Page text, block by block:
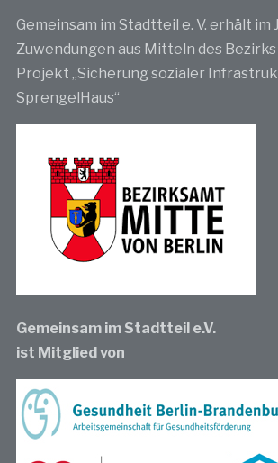
Gemeinsam im Stadtteil e. V. erhält im
Zuwendungen aus Mitteln des
Projekt „Sicherung sozialer
SprengelHaus“
Gemeinsam im Stadtteil e.V.
ist Mitglied von